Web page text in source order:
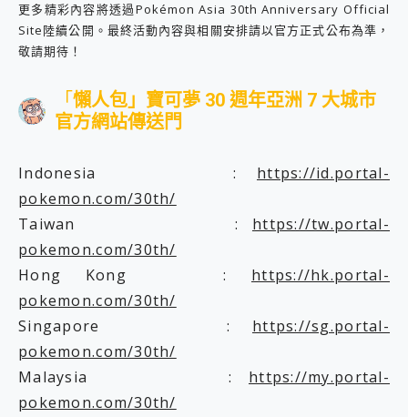
更多精彩內容將透過Pokémon Asia 30th Anniversary Official
Site陸續公開。最終活動內容與相關安排請以官方正式公布為準，
敬請期待！
「 懶人包」寶可夢 30 週年亞洲 7 大城市
官方網站傳送門
Indonesia : https://id.portal-
pokemon.com/30th/
Taiwan : https://tw.portal-
pokemon.com/30th/
Hong Kong : https://hk.portal-
pokemon.com/30th/
Singapore : https://sg.portal-
pokemon.com/30th/
Malaysia : https://my.portal-
pokemon.com/30th/